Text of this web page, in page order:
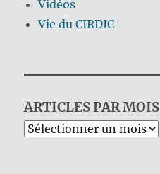
Vidéos
Vie du CIRDIC
ARTICLES PAR MOIS
Archives